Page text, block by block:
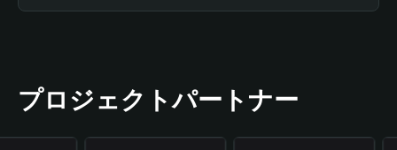
プロジェクトパートナー